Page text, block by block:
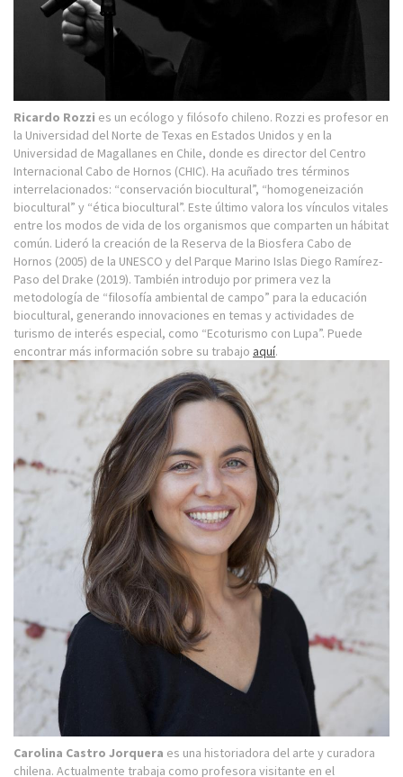
Ricardo Rozzi es un ecólogo y filósofo chileno. Rozzi es profesor en
la Universidad del Norte de Texas en Estados Unidos y en la
Universidad de Magallanes en Chile, donde es director del Centro
Internacional Cabo de Hornos (CHIC). Ha acuñado tres términos
interrelacionados: “conservación biocultural”, “homogeneización
biocultural” y “ética biocultural”. Este último valora los vínculos vitales
entre los modos de vida de los organismos que comparten un hábitat
común. Lideró la creación de la Reserva de la Biosfera Cabo de
Hornos (2005) de la UNESCO y del Parque Marino Islas Diego Ramírez-
Paso del Drake (2019). También introdujo por primera vez la
metodología de “filosofía ambiental de campo” para la educación
biocultural, generando innovaciones en temas y actividades de
turismo de interés especial, como “Ecoturismo con Lupa”. Puede
encontrar más información sobre su trabajo aquí.
Carolina Castro Jorquera es una historiadora del arte y curadora
chilena. Actualmente trabaja como profesora visitante en el